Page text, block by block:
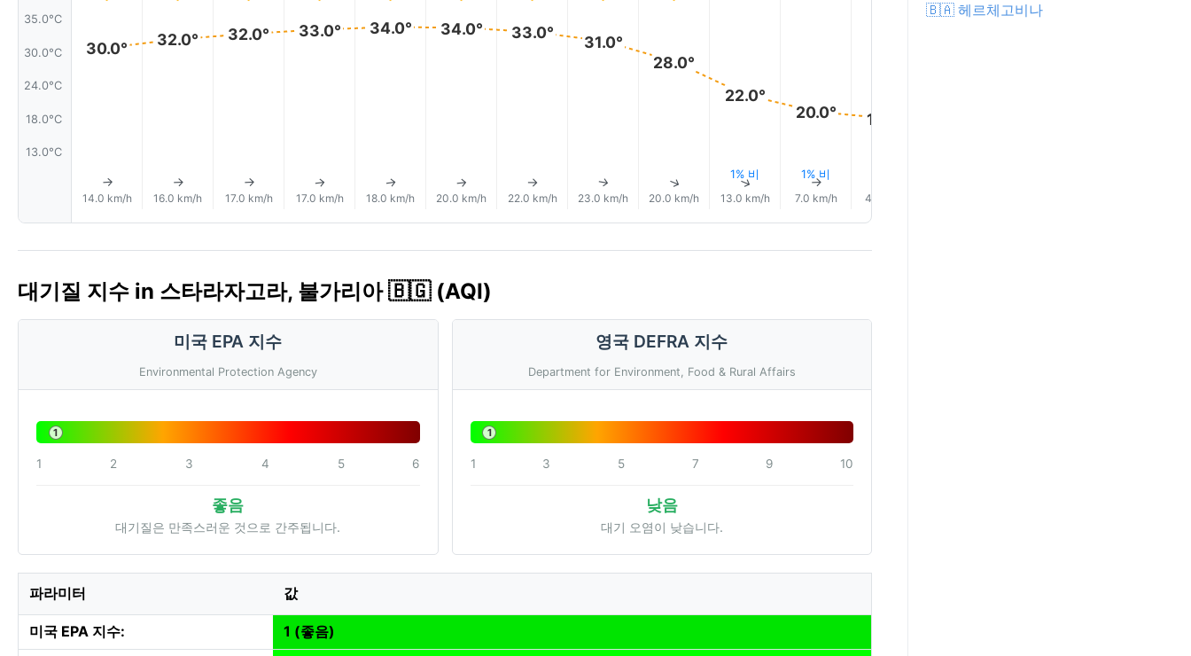
35.0°C
30.0°C
24.0°C
18.0°C
13.0°C
30.0°
↑
14.0 km/h
32.0°
↑
16.0 km/h
32.0°
↑
17.0 km/h
33.0°
↑
17.0 km/h
34.0°
↑
18.0 km/h
34.0°
↑
20.0 km/h
33.0°
↑
22.0 km/h
31.0°
↑
23.0 km/h
28.0°
↑
20.0 km/h
22.0°
1% 비
↑
13.0 km/h
20.0°
1% 비
↑
7.0 km/h
18.0°
4.0 km/h
대기질 지수 in 스타라자고라, 불가리아 🇧🇬 (AQI)
미국 EPA 지수
Environmental Protection Agency
1
1 2 3 4 5 6
좋음
대기질은 만족스러운 것으로 간주됩니다.
영국 DEFRA 지수
Department for Environment, Food & Rural Affairs
1
1 3 5 7 9 10
낮음
대기 오염이 낮습니다.
파라미터 값
미국 EPA 지수:
1 (좋음)
🇧🇦 헤르체고비나